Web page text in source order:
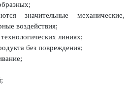
значительные механические,
воздействия;
линиях;
без повреждения;